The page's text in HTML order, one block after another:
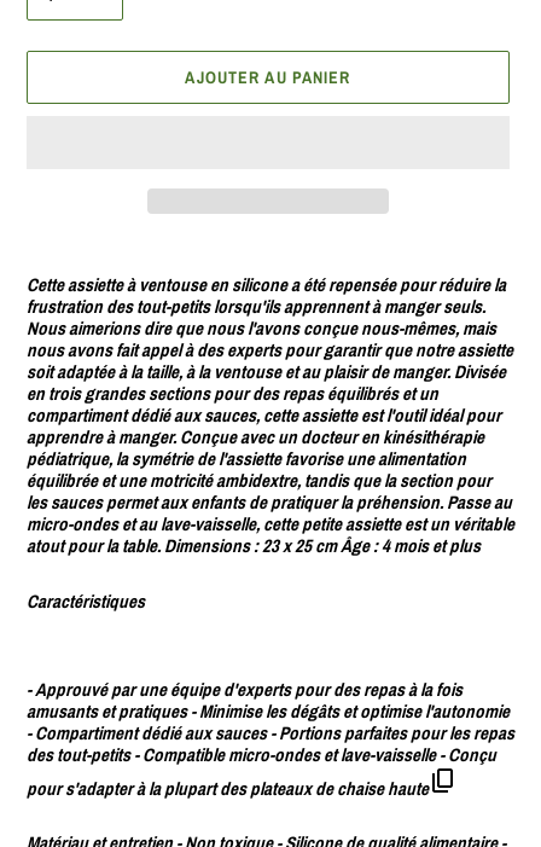
AJOUTER AU PANIER
d'un
produit
à
votre
panier
Cette assiette à ventouse en silicone a été repensée pour réduire la
frustration des tout-petits lorsqu'ils apprennent à manger seuls.
Nous aimerions dire que nous l'avons conçue nous-mêmes, mais
nous avons fait appel à des experts pour garantir que notre assiette
soit adaptée à la taille, à la ventouse et au plaisir de manger. Divisée
en trois grandes sections pour des repas équilibrés et un
compartiment dédié aux sauces, cette assiette est l'outil idéal pour
apprendre à manger. Conçue avec un docteur en kinésithérapie
pédiatrique, la symétrie de l'assiette favorise une alimentation
équilibrée et une motricité ambidextre, tandis que la section pour
les sauces permet aux enfants de pratiquer la préhension. Passe au
micro-ondes et au lave-vaisselle, cette petite assiette est un véritable
atout pour la table. Dimensions : 23 x 25 cm Âge : 4 mois et plus
Caractéristiques
- Approuvé par une équipe d'experts pour des repas à la fois
amusants et pratiques - Minimise les dégâts et optimise l'autonomie
- Compartiment dédié aux sauces - Portions parfaites pour les repas
des tout-petits - Compatible micro-ondes et lave-vaisselle - Conçu
pour s'adapter à la plupart des plateaux de chaise haute